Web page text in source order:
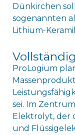
Dünkirchen
sogenannten
Lithium-
ProLogium
sei. Im
Elektrolyt, der
und